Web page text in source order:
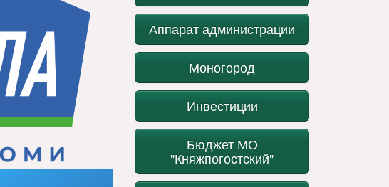
Аппарат администрации
Моногород
Инвестиции
Бюджет МО
"Княжпогостский"